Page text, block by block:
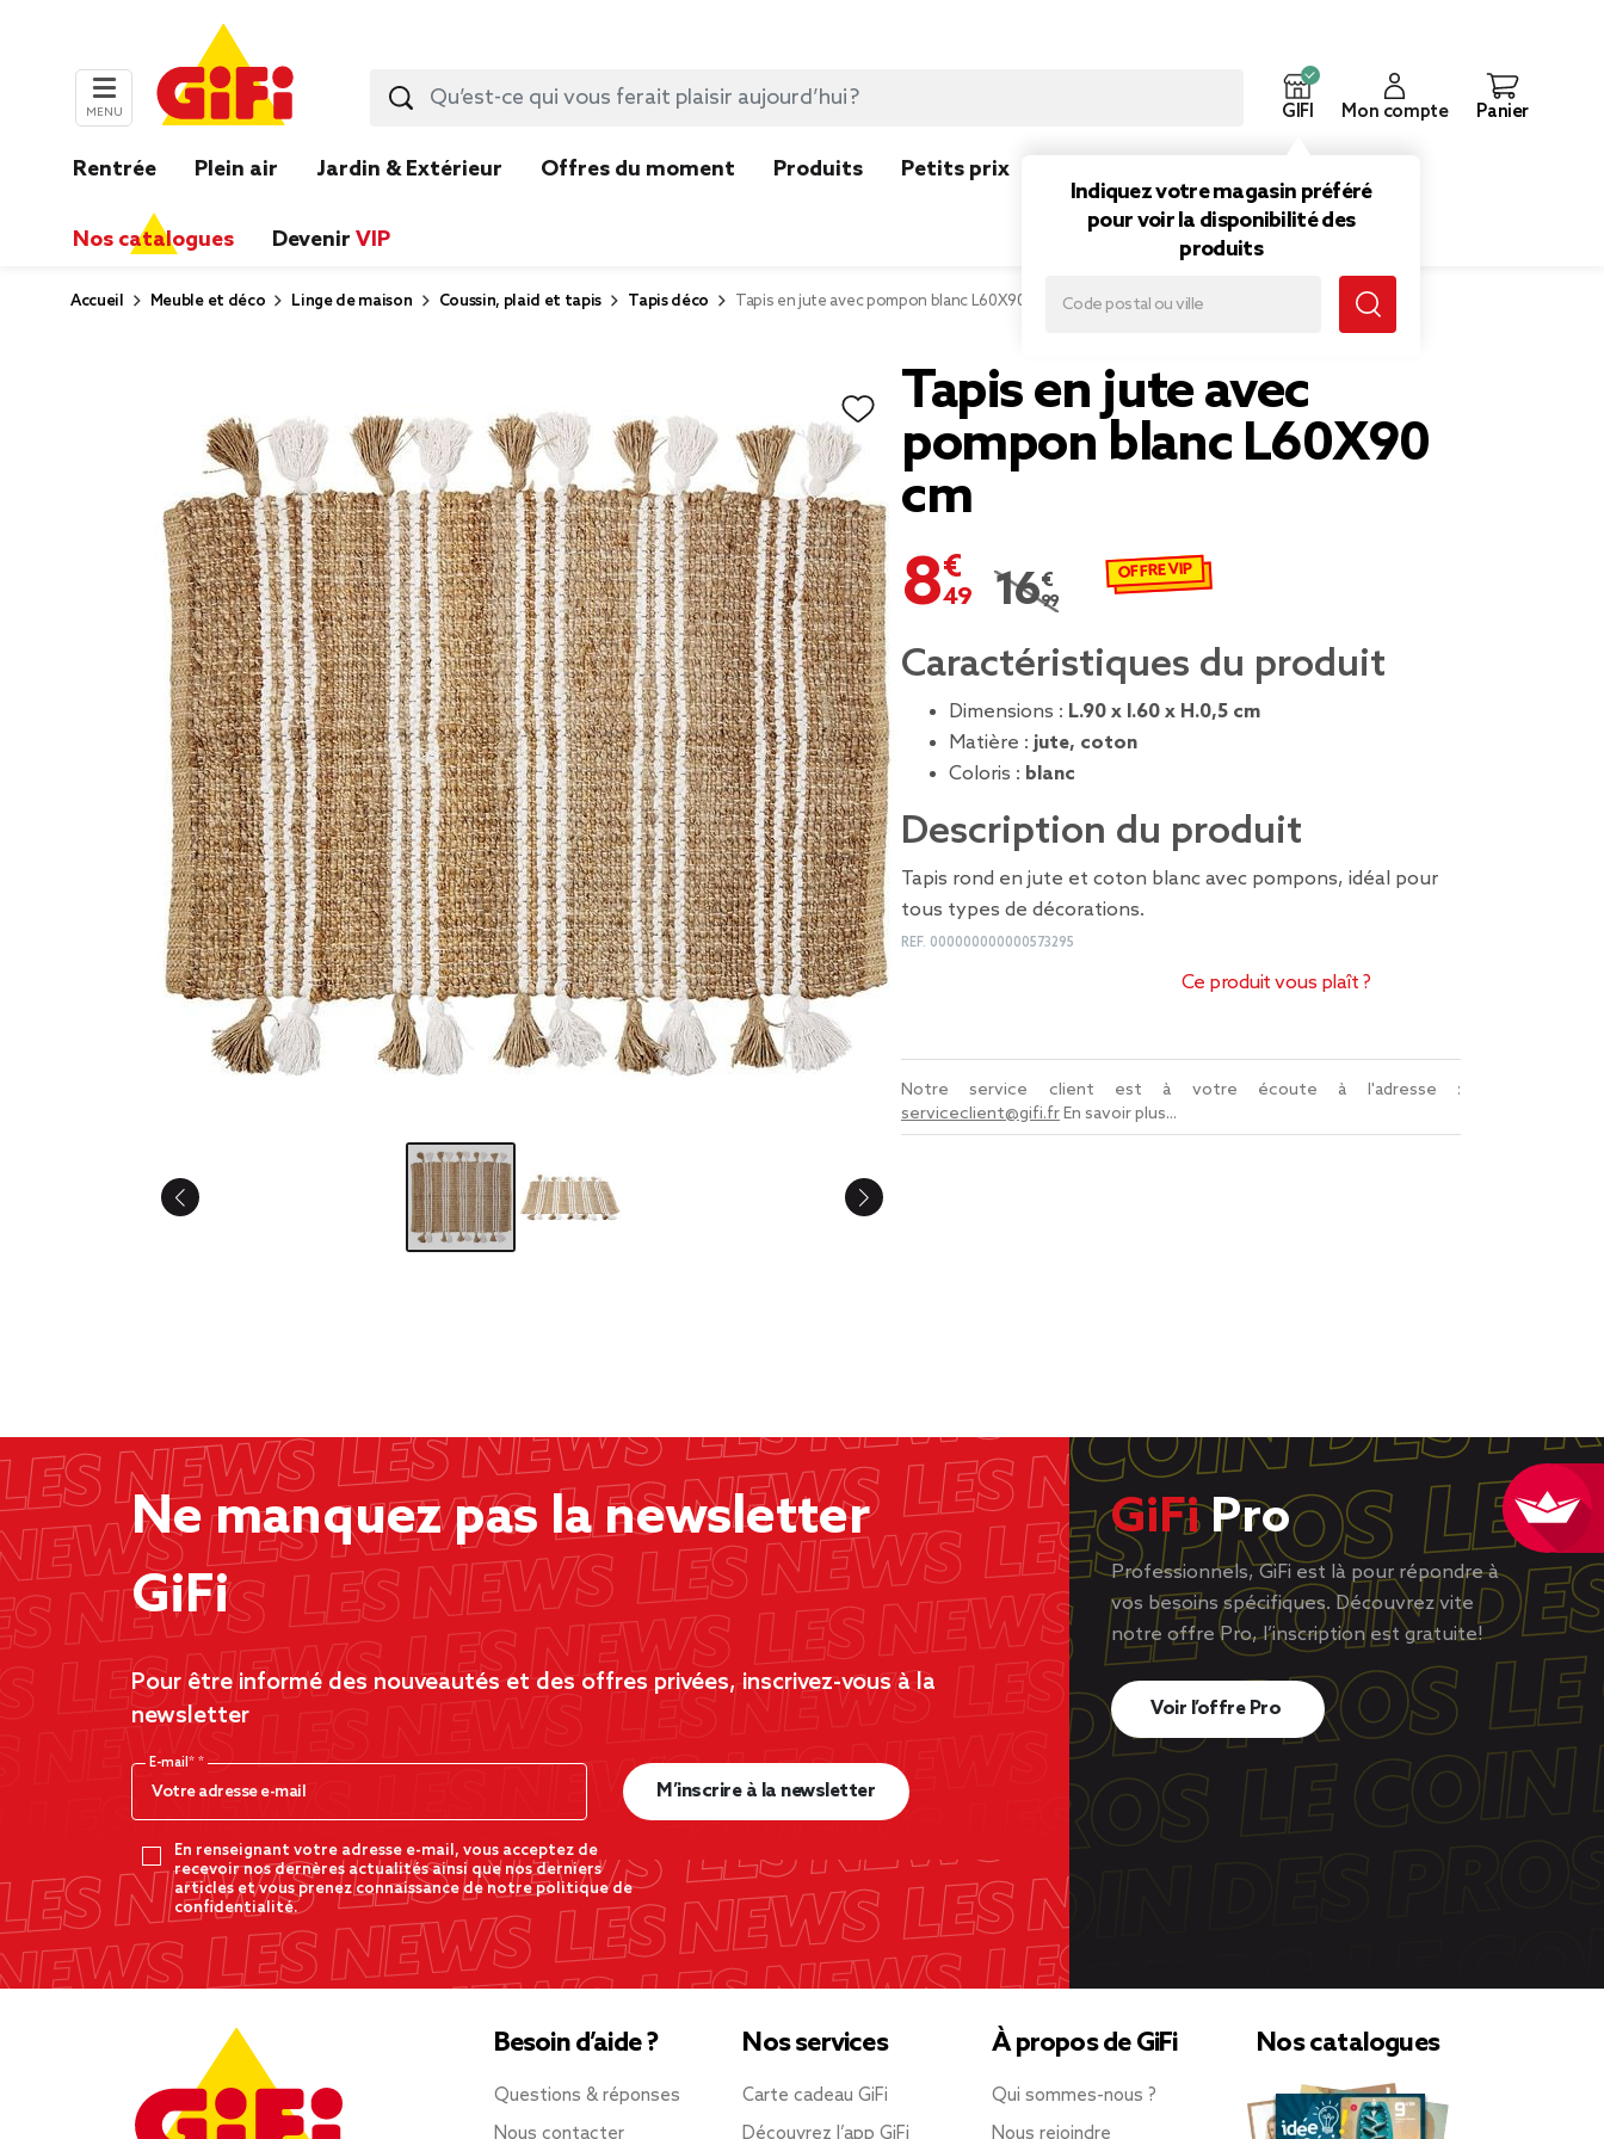
MENU GIFI
Indiquez votre magasin préféré
pour voir la disponibilité des
produits
Mon compte Panier
Rentrée Plein air Jardin & Extérieur Offres du moment Produits Petits prix
Nos catalogues Devenir VIP
Accueil Meuble et déco Linge de maison Coussin, plaid et tapis Tapis déco Tapis en jute avec pompon blanc L60X90 cm
Tapis en jute avec
pompon blanc L60X90
cm
8,49 €
Prix remisé de 16,99 € à 8,49 €
16,99 €
OFFRE VIP
Caractéristiques du produit
Dimensions : L.90 x l.60 x H.0,5 cm
Matière : jute, coton
Coloris : blanc
Description du produit
Tapis rond en jute et coton blanc avec pompons, idéal pour
tous types de décorations.
REF. 000000000000573295
Ce produit vous plaît ?
Notre service client est à votre écoute à l'adresse :
serviceclient@gifi.frEn savoir plus...
Ne manquez pas la newsletter
GiFi
Pour être informé des nouveautés et des offres privées, inscrivez-vous à la
newsletter
E-mail*
En renseignant votre adresse e-mail, vous acceptez de
recevoir nos dernères actualités ainsi que nos derniers
articles et vous prenez connaissance de notre politique de
confidentialité.
M’inscrire à la newsletter
GiFiPro
Professionnels, GiFi est là pour répondre à
vos besoins spécifiques. Découvrez vite
notre offre Pro, l’inscription est gratuite!
Voir l’offre Pro
Besoin d’aide ?
Questions & réponses
Nous contacter
Nos services
Carte cadeau GiFi
Découvrez l’app GiFi
À propos de GiFi
Qui sommes-nous ?
Nous rejoindre
Nos catalogues